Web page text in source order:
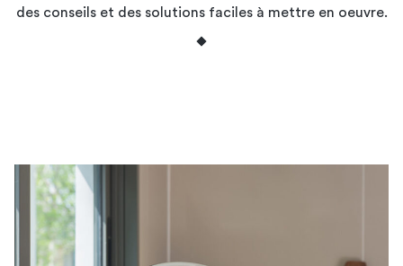
des conseils et des solutions faciles à mettre en oeuvre.